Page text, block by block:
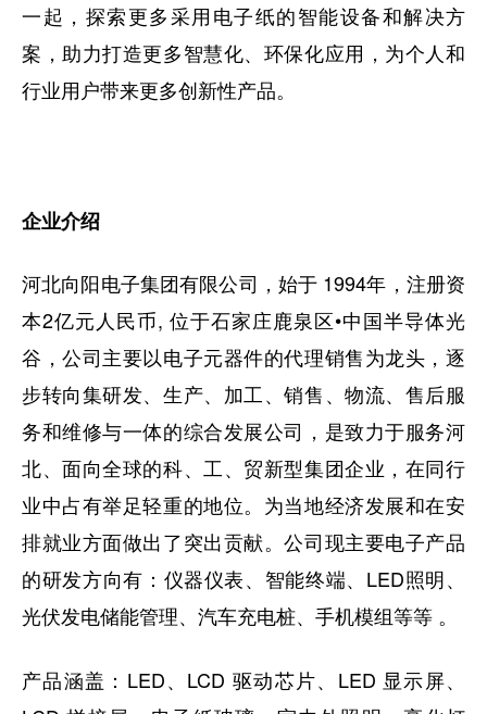
一起，探索更多采用电子纸的智能设备和解决方
案，助力打造更多智慧化、环保化应用，为个人和
行业用户带来更多创新性产品。
企业介绍
河北向阳电子集团有限公司，始于 1994年，注册资
本2亿元人民币, 位于石家庄鹿泉区•中国半导体光
谷，公司主要以电子元器件的代理销售为龙头，逐
步转向集研发、生产、加工、销售、物流、售后服
务和维修与一体的综合发展公司，是致力于服务河
北、面向全球的科、工、贸新型集团企业，在同行
业中占有举足轻重的地位。为当地经济发展和在安
排就业方面做出了突出贡献。公司现主要电子产品
的研发方向有：仪器仪表、智能终端、LED照明、
光伏发电储能管理、汽车充电桩、手机模组等等 。
产品涵盖：LED、LCD 驱动芯片、LED 显示屏、